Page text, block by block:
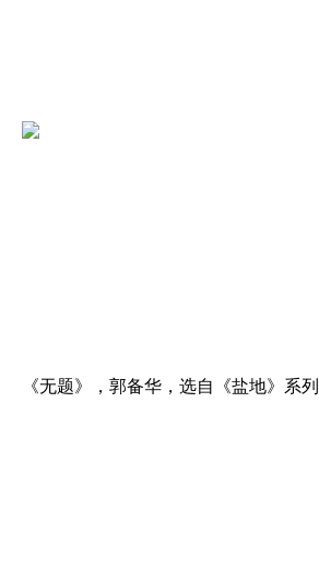
《无题》，郭备华，选自《盐地》系列